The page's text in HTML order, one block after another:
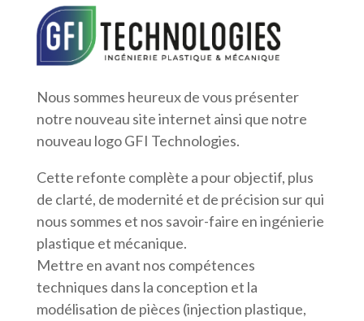
Nous sommes heureux de vous présenter
notre nouveau site internet ainsi que notre
nouveau logo GFI Technologies.
Cette refonte complète a pour objectif, plus
de clarté, de modernité et de précision sur qui
nous sommes et nos savoir-faire en ingénierie
plastique et mécanique.
Mettre en avant nos compétences
techniques dans la conception et la
modélisation de pièces (injection plastique,